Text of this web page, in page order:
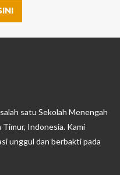
satu Sekolah Menengah
Indonesia. Kami
unggul dan berbakti pada